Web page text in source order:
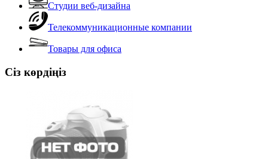
Студии веб-дизайна
Телекоммуникационные компании
Товары для офиса
Сіз көрдіңіз